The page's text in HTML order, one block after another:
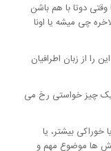
دوتا با هم باشن
چی میشه یا اونا
را از زبان اطرافیان
یک چیز خواستی رخ می
خوراکی بیشتر، یا
ها موضوع مهم و